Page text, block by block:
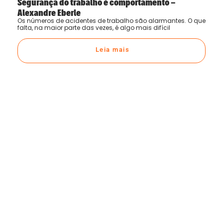
Alexandre Eberle
Os números de acidentes de trabalho são alarmantes. O que
falta, na maior parte das vezes, é algo mais difícil
Leia mais